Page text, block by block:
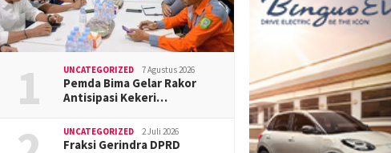
1 UNCATEGORIZED 7 Agustus 2026
Pemda Bima Gelar Rakor
Antisipasi Kekeri…
UNCATEGORIZED 2 Juli 2026
Fraksi Gerindra DPRD